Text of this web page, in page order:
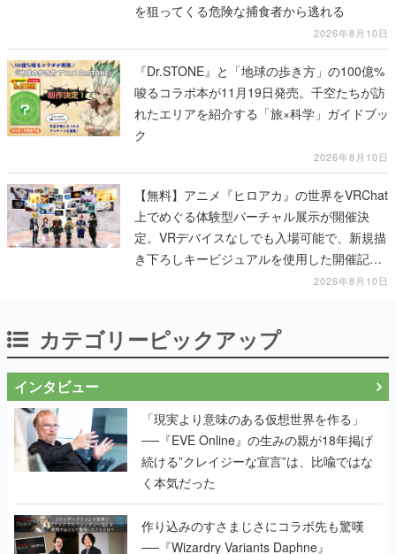
を狙ってくる危険な捕食者から逃れる
2026年8月10日
『Dr.STONE』と「地球の歩き方」の100億%
唆るコラボ本が11月19日発売。千空たちが訪
れたエリアを紹介する「旅×科学」ガイドブッ
ク
2026年8月10日
【無料】アニメ『ヒロアカ』の世界をVRChat
上でめぐる体験型バーチャル展示が開催決
定。VRデバイスなしでも入場可能で、新規描
き下ろしキービジュアルを使用した開催記念
2026年8月10日
カテゴリーピックアップ
インタビュー
「現実より意味のある仮想世界を作る」
──『EVE Online』の生みの親が18年掲げ
続ける”クレイジーな宣言”は、比喩ではな
く本気だった
作り込みのすさまじさにコラボ先も驚嘆
──『Wizardry Variants Daphne』